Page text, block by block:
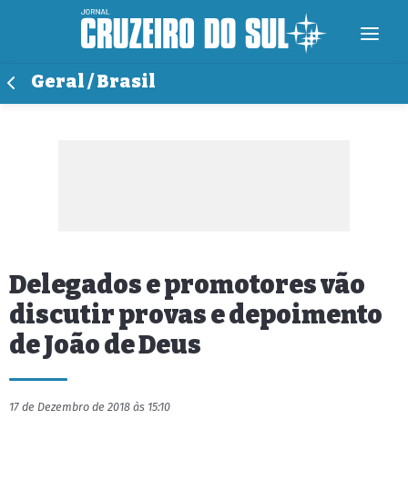
Geral / Brasil
Delegados e promotores vão
discutir provas e depoimento
de João de Deus
17 de Dezembro de 2018 às 15:10